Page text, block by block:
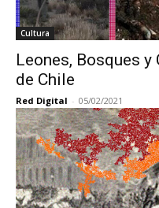
Cultura
Leones, Bosques
de Chile
Red Digital - 05/02/2021